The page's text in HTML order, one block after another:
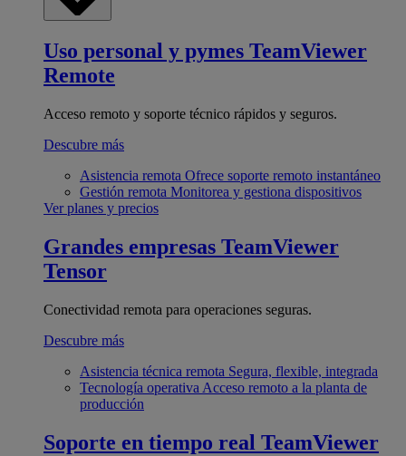
Uso personal y pymes TeamViewer
Remote
Acceso remoto y soporte técnico rápidos y seguros.
Descubre más
Asistencia remota Ofrece soporte remoto instantáneo
Gestión remota Monitorea y gestiona dispositivos
Ver planes y precios
Grandes empresas TeamViewer
Tensor
Conectividad remota para operaciones seguras.
Descubre más
Asistencia técnica remota Segura, flexible, integrada
Tecnología operativa Acceso remoto a la planta de
producción
Soporte en tiempo real TeamViewer